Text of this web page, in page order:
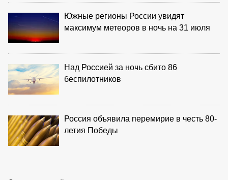
Южные регионы России увидят
максимум метеоров в ночь на 31 июля
Над Россией за ночь сбито 86
беспилотников
Россия объявила перемирие в честь 80-
летия Победы